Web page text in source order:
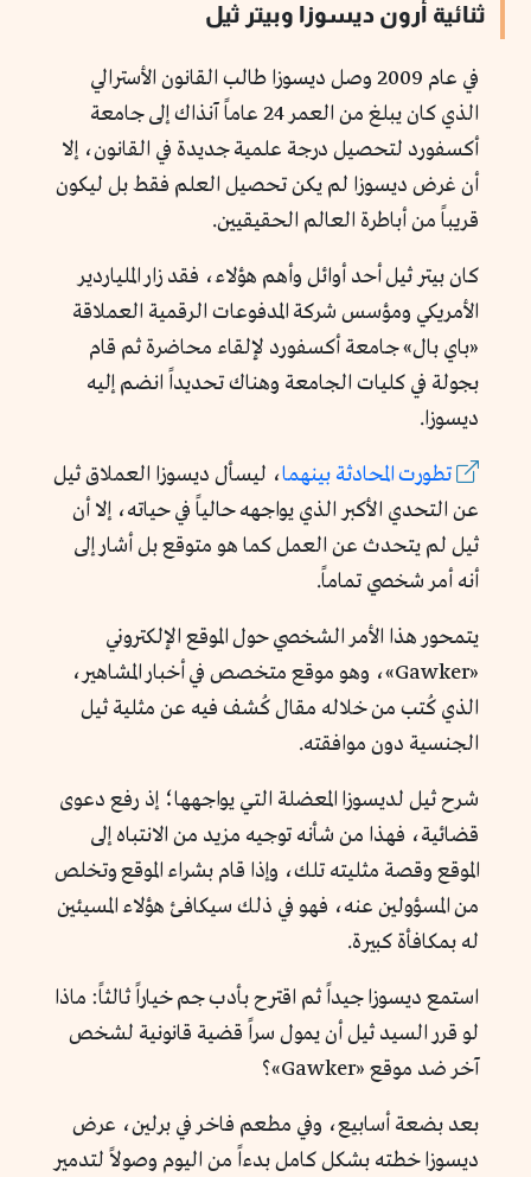
ثنائية أرون ديسوزا وبيتر ثيل
في عام 2009 وصل ديسوزا طالب القانون الأسترالي
الذي كان يبلغ من العمر 24 عاماً آنذاك إلى جامعة
أكسفورد لتحصيل درجة علمية جديدة في القانون، إلا
أن غرض ديسوزا لم يكن تحصيل العلم فقط بل ليكون
قريباً من أباطرة العالم الحقيقيين.
كان بيترثيل أحد أوائل وأهم هؤلاء، فقد زار الملياردير
الأمريكي ومؤسس شركة المدفوعات الرقمية العملاقة
«باي بال» جامعة أكسفورد لإلقاء محاضرة ثم قام
بجولة في كليات الجامعة وهناك تحديداً انضم إليه
ديسوزا.
تطورت المحادثة بينهما، ليسأل ديسوزا العملاق ثيل
عن التحدي الأكبر الذي يواجهه حالياً في حياته، إلا أن
ثيل لم يتحدث عن العمل كما هو متوقع بل أشار إلى
أنه أمر شخصي تماماً.
يتمحور هذا الأمر الشخصي حول الموقع الإلكتروني
«Gawker»، وهو موقع متخصص في أخبار المشاهير،
الذي كُتب من خلاله مقال كُشف فيه عن مثلية ثيل
الجنسية دون موافقته.
شرح ثيل لديسوزا المعضلة التي يواجهها؛ إذ رفع دعوى
قضائية، فهذا من شأنه توجيه مزيد من الانتباه إلى
الموقع وقصة مثليته تلك، وإذا قام بشراء الموقع وتخلص
من المسؤولين عنه، فهو في ذلك سيكافئ هؤلاء المسيئين
له بمكافأة كبيرة.
استمع ديسوزا جيداً ثم اقترح بأدب جم خياراً ثالثاً: ماذا
لو قرر السيد ثيل أن يمول سراً قضية قانونية لشخص
آخر ضد موقع «Gawker»؟
بعد بضعة أسابيع، وفي مطعم فاخر في برلين، عرض
ديسوزا خطته بشكل كامل بدءاً من اليوم وصولاً لتدمير